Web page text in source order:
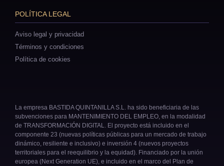
POLÍTICA LEGAL
Aviso legal y privacidad
Términos y condiciones
Política de cookies
La empresa BASTIDA QUINTANILLA S.L. ha sido beneficiaria de las
subvenciones para MANTENIMIENTO DEL EMPLEO, en la modalidad
de TRANSFORMACIÓN DIGITAL. El proyecto está incluido en el
componente 23 (nuevas políticas públicas para un mercado de trabajo
dinámico, resiliente e inclusivo) e inversión 4 (nuevos proyectos
territoriales para el reequilibrio y la equidad). Financiado por la unión
europea (Next Generation UE), e incluido en el marco del Plan de